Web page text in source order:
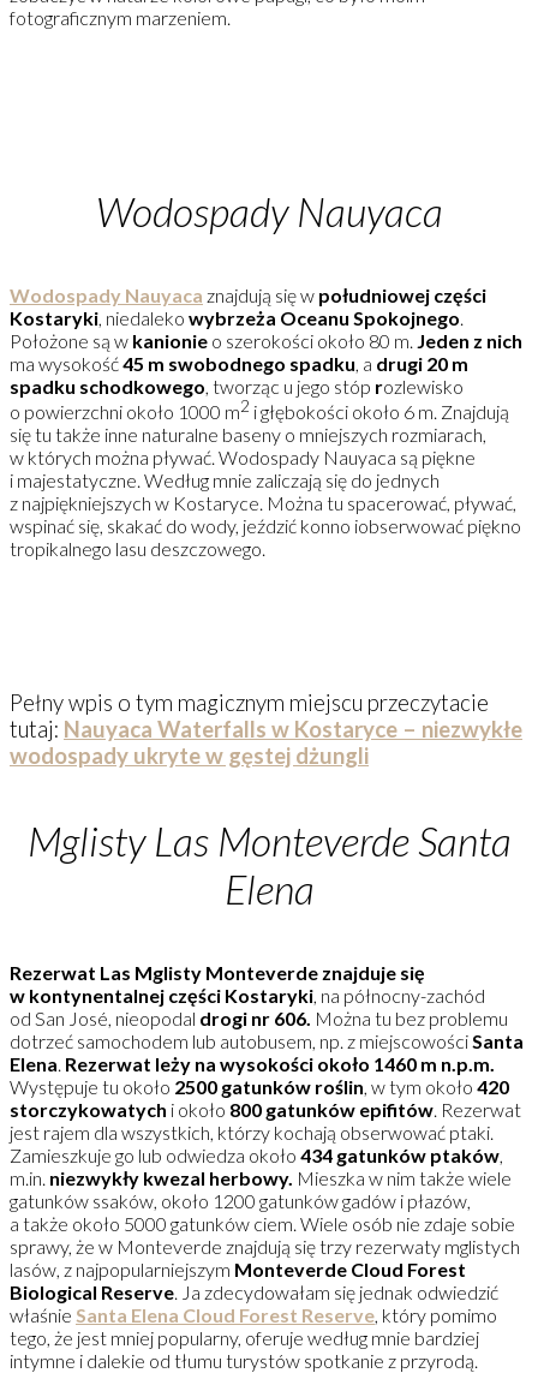
fotograficznym marzeniem.
Wodospady Nauyaca
Wodospady Nauyaca znajdują się w południowej części
Kostaryki , niedaleko wybrzeża Oceanu Spokojnego
Położone są w kanionie o szerokości około 80 m. Jeden z nich
ma wysokość45 m swobodnego spadku , a drugi 20 m
spadku schodkowego , tworząc u jego stóp rozlewisko
o powierzchni około 1000 m2 i głębokości około 6 m. Znajdują
się tu także inne naturalne baseny o mniejszych rozmiarach,
w których można pływać. Wodospady Nauyaca są piękne
i majestatyczne. Według mnie zaliczają się do jednych
z najpiękniejszych w Kostaryce. Można tu spacerować, pływać,
wspinać się, skakać do wody, jeździć konno iobserwować piękno
tropikalnego lasu deszczowego.
Pełny wpis o tym magicznym miejscu przeczytacie
tutaj: Nauyaca Waterfalls w Kostaryce – niezwykłe
wodospady ukryte w gęstej dżungli
Mglisty LasMonteverde Santa
Elena
Rezerwat Las Mglisty Monteverde znajduje się
w kontynentalnej części Kostaryki, na północny-zachód
od San José, nieopodal drogi nr 606. Można tu bez problemu
dotrzeć samochodem lub autobusem, np. z miejscowościSanta
Elena. Rezerwat leży na wysokości około 1460 m n.p.m.
Występuje tu około 2500 gatunków roślin, w tym około 420
storczykowatych i około 800 gatunków epifitów. Rezerwat
jest rajem dla wszystkich, którzy kochają obserwować ptaki.
Zamieszkuje go lub odwiedza około 434 gatunków ptaków,
m.in. niezwykły kwezal herbowy. Mieszka w nim także wiele
gatunków ssaków, około 1200 gatunków gadów i płazów,
a także około 5000 gatunków ciem. Wiele osób nie zdaje sobie
sprawy, że w Monteverde znajdują się trzy rezerwaty mglistych
lasów, z najpopularniejszym Monteverde Cloud Forest
Biological Reserve. Ja zdecydowałam się jednak odwiedzić
właśnie Santa Elena Cloud Forest Reserve, który pomimo
tego, że jest mniej popularny, oferuje według mnie bardziej
intymne i dalekie od tłumu turystów spotkanie z przyrodą.